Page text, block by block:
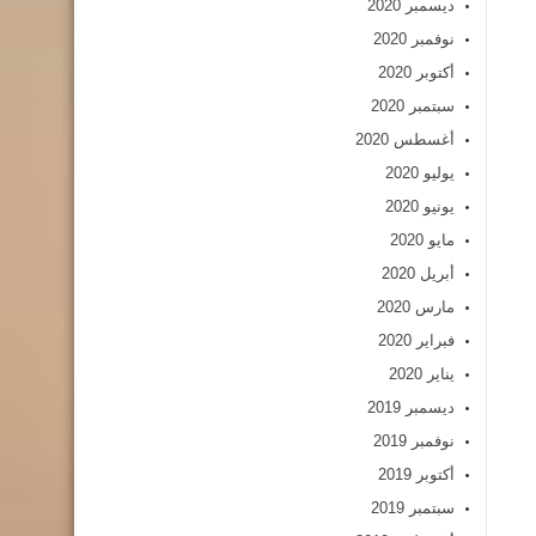
ديسمبر 2020
نوفمبر 2020
أكتوبر 2020
سبتمبر 2020
أغسطس 2020
يوليو 2020
يونيو 2020
مايو 2020
أبريل 2020
مارس 2020
فبراير 2020
يناير 2020
ديسمبر 2019
نوفمبر 2019
أكتوبر 2019
سبتمبر 2019